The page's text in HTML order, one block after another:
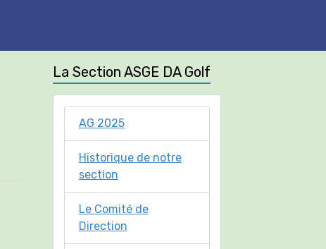
La Section ASGE DA Golf
AG 2025
Historique de notre
section
Le Comité de
Direction